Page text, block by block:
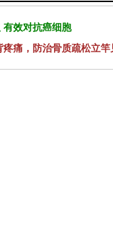
有效对抗癌细胞
痛，防治骨质疏松立竿